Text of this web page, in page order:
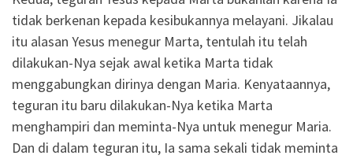
tidak berkenan kepada kesibukannya melayani. Jikalau
itu alasan Yesus menegur Marta, tentulah itu telah
dilakukan-Nya sejak awal ketika Marta tidak
menggabungkan dirinya dengan Maria. Kenyataannya,
teguran itu baru dilakukan-Nya ketika Marta
menghampiri dan meminta-Nya untuk menegur Maria.
Dan di dalam teguran itu, Ia sama sekali tidak meminta